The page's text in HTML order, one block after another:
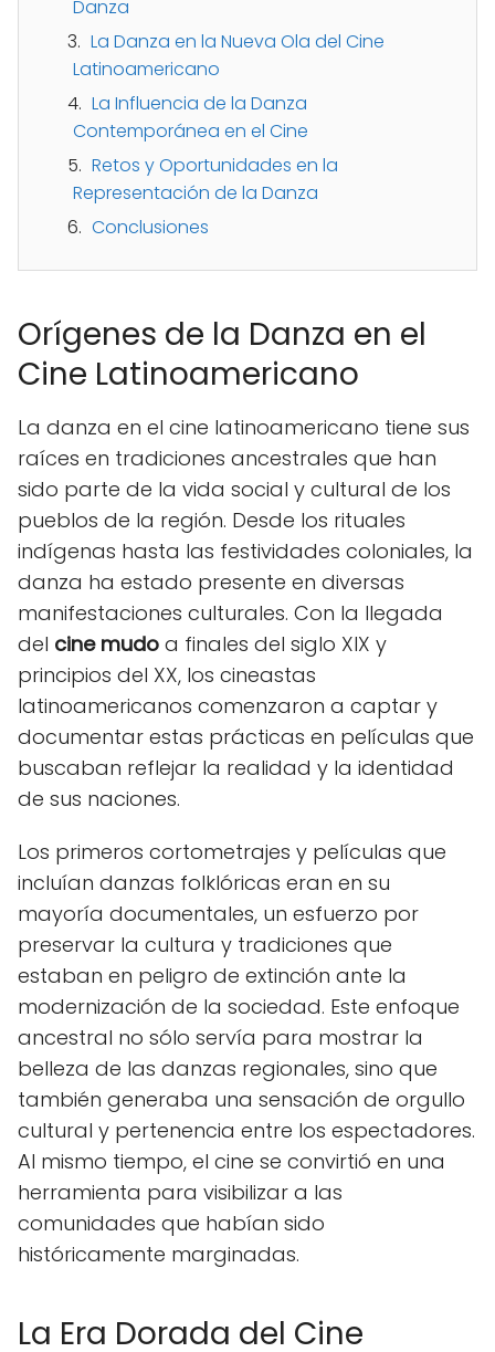
Danza
La Danza en la Nueva Ola del Cine
Latinoamericano
La Influencia de la Danza
Contemporánea en el Cine
Retos y Oportunidades en la
Representación de la Danza
Conclusiones
Orígenes de la Danza en el
Cine Latinoamericano
La danza en el cine latinoamericano tiene sus
raíces en tradiciones ancestrales que han
sido parte de la vida social y cultural de los
pueblos de la región. Desde los rituales
indígenas hasta las festividades coloniales, la
danza ha estado presente en diversas
manifestaciones culturales. Con la llegada
del cine mudo a finales del siglo XIX y
principios del XX, los cineastas
latinoamericanos comenzaron a captar y
documentar estas prácticas en películas que
buscaban reflejar la realidad y la identidad
de sus naciones.
Los primeros cortometrajes y películas que
incluían danzas folklóricas eran en su
mayoría documentales, un esfuerzo por
preservar la cultura y tradiciones que
estaban en peligro de extinción ante la
modernización de la sociedad. Este enfoque
ancestral no sólo servía para mostrar la
belleza de las danzas regionales, sino que
también generaba una sensación de orgullo
cultural y pertenencia entre los espectadores.
Al mismo tiempo, el cine se convirtió en una
herramienta para visibilizar a las
comunidades que habían sido
históricamente marginadas.
La Era Dorada del Cine